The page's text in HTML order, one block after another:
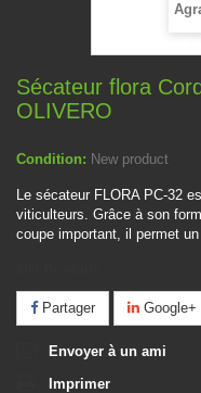
Sécateur flora
OLIVERO
Condition: New product
Le sécateur FLORA PC-32
viticulteurs. Grâce à son
coupe important, il permet
Partager Google+
Envoyer à un ami
Imprimer